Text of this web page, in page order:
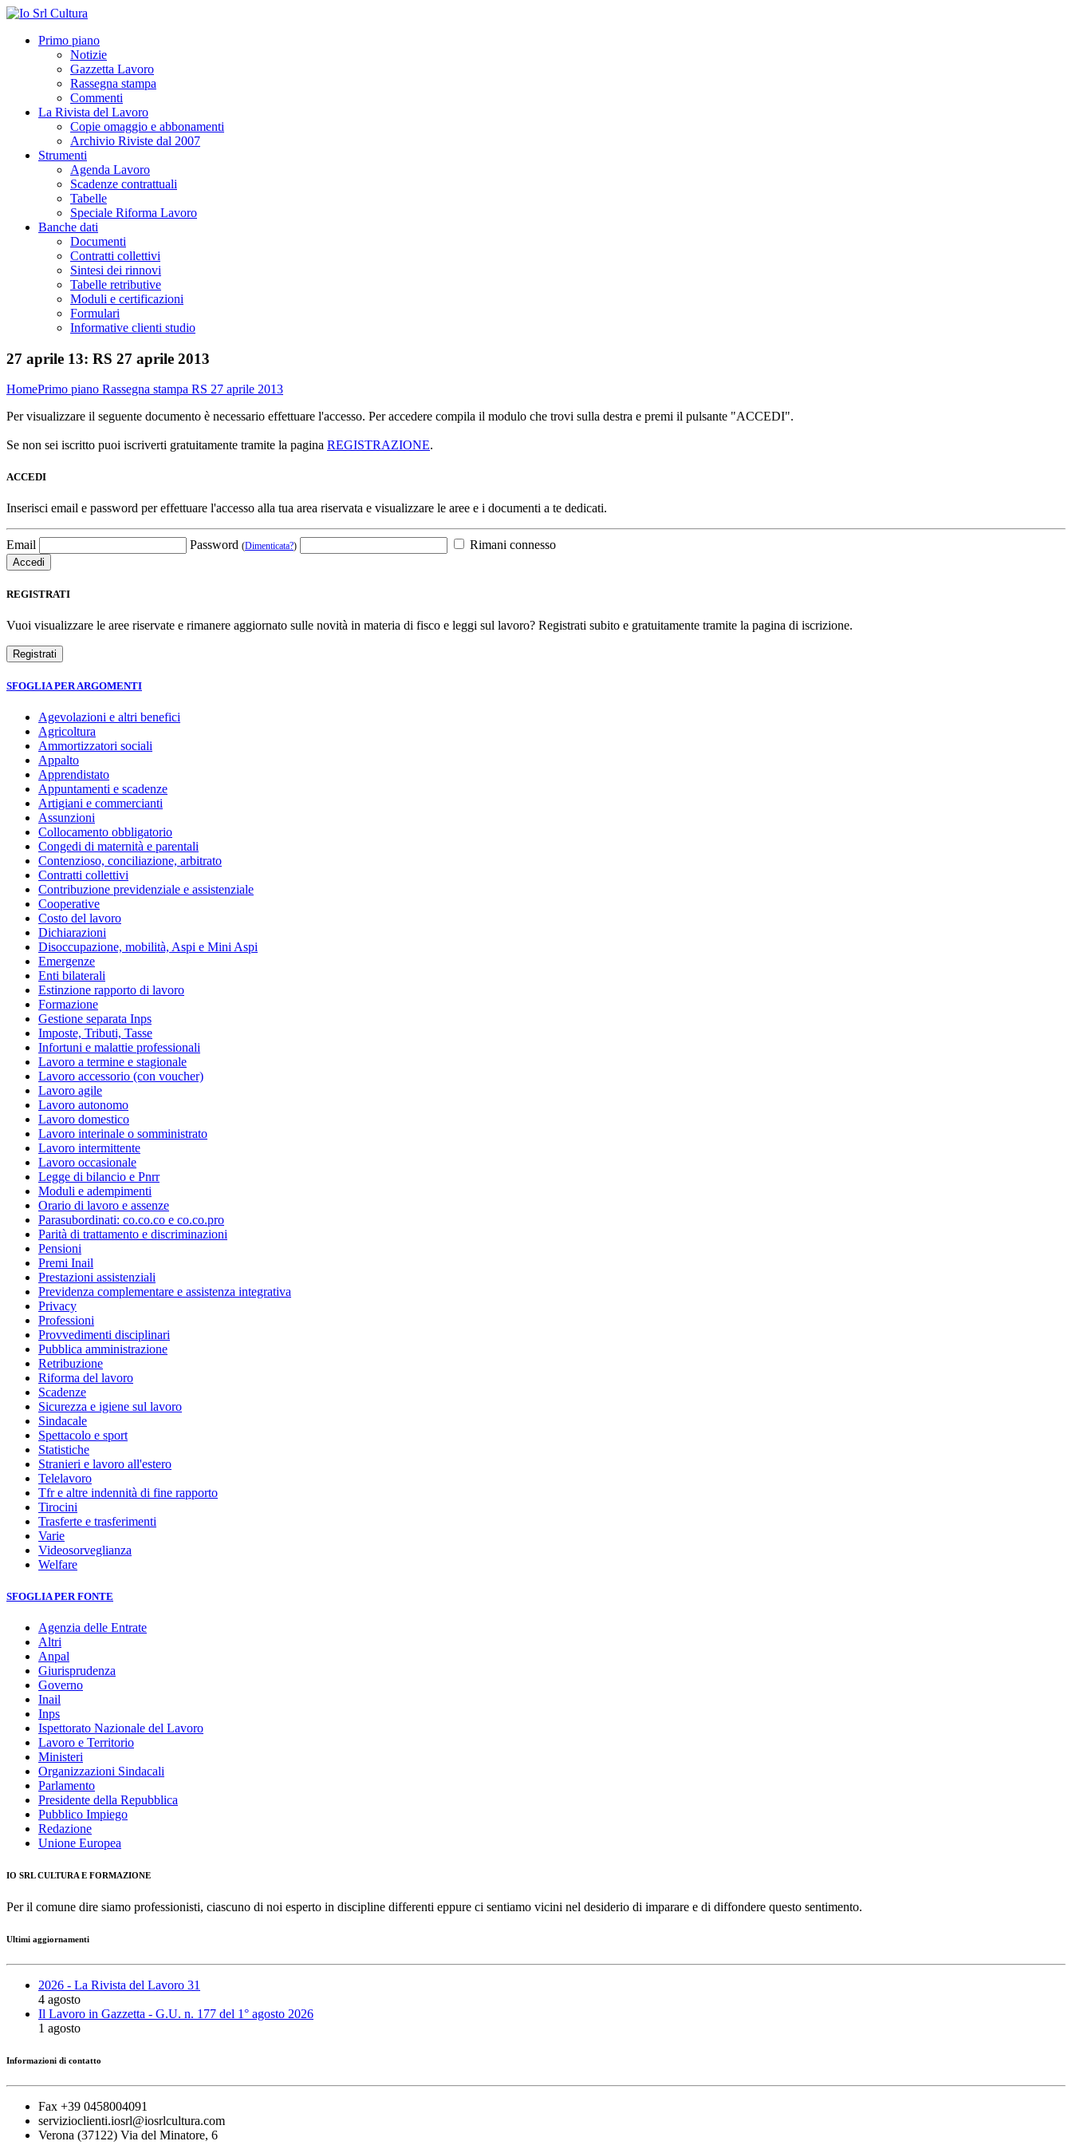
Primo piano
Notizie
Gazzetta Lavoro
Rassegna stampa
Commenti
La Rivista del Lavoro
Copie omaggio e abbonamenti
Archivio Riviste dal 2007
Strumenti
Agenda Lavoro
Scadenze contrattuali
Tabelle
Speciale Riforma Lavoro
Banche dati
Documenti
Contratti collettivi
Sintesi dei rinnovi
Tabelle retributive
Moduli e certificazioni
Formulari
Informative clienti studio
27 aprile 13: RS 27 aprile 2013
HomePrimo piano Rassegna stampa RS 27 aprile 2013
Per visualizzare il seguente documento è necessario effettuare l'accesso. Per accedere compila il modulo che trovi sulla destra e premi il pulsante "ACCEDI".
Se non sei iscritto puoi iscriverti gratuitamente tramite la pagina REGISTRAZIONE.
ACCEDI
Inserisci email e password per effettuare l'accesso alla tua area riservata e visualizzare le aree e i documenti a te dedicati.
Email Password (Dimenticata?) Rimani connesso
REGISTRATI
Vuoi visualizzare le aree riservate e rimanere aggiornato sulle novità in materia di fisco e leggi sul lavoro? Registrati subito e gratuitamente tramite la pagina di iscrizione.
SFOGLIA PER ARGOMENTI
Agevolazioni e altri benefici
Agricoltura
Ammortizzatori sociali
Appalto
Apprendistato
Appuntamenti e scadenze
Artigiani e commercianti
Assunzioni
Collocamento obbligatorio
Congedi di maternità e parentali
Contenzioso, conciliazione, arbitrato
Contratti collettivi
Contribuzione previdenziale e assistenziale
Cooperative
Costo del lavoro
Dichiarazioni
Disoccupazione, mobilità, Aspi e Mini Aspi
Emergenze
Enti bilaterali
Estinzione rapporto di lavoro
Formazione
Gestione separata Inps
Imposte, Tributi, Tasse
Infortuni e malattie professionali
Lavoro a termine e stagionale
Lavoro accessorio (con voucher)
Lavoro agile
Lavoro autonomo
Lavoro domestico
Lavoro interinale o somministrato
Lavoro intermittente
Lavoro occasionale
Legge di bilancio e Pnrr
Moduli e adempimenti
Orario di lavoro e assenze
Parasubordinati: co.co.co e co.co.pro
Parità di trattamento e discriminazioni
Pensioni
Premi Inail
Prestazioni assistenziali
Previdenza complementare e assistenza integrativa
Privacy
Professioni
Provvedimenti disciplinari
Pubblica amministrazione
Retribuzione
Riforma del lavoro
Scadenze
Sicurezza e igiene sul lavoro
Sindacale
Spettacolo e sport
Statistiche
Stranieri e lavoro all'estero
Telelavoro
Tfr e altre indennità di fine rapporto
Tirocini
Trasferte e trasferimenti
Varie
Videosorveglianza
Welfare
SFOGLIA PER FONTE
Agenzia delle Entrate
Altri
Anpal
Giurisprudenza
Governo
Inail
Inps
Ispettorato Nazionale del Lavoro
Lavoro e Territorio
Ministeri
Organizzazioni Sindacali
Parlamento
Presidente della Repubblica
Pubblico Impiego
Redazione
Unione Europea
IO SRL CULTURA E FORMAZIONE
Per il comune dire siamo professionisti, ciascuno di noi esperto in discipline differenti eppure ci sentiamo vicini nel desiderio di imparare e di diffondere questo sentimento.
Ultimi aggiornamenti
2026 - La Rivista del Lavoro 31
4 agosto
Il Lavoro in Gazzetta - G.U. n. 177 del 1° agosto 2026
1 agosto
Informazioni di contatto
Fax +39 0458004091
servizioclienti.iosrl@iosrlcultura.com
Verona (37122) Via del Minatore, 6